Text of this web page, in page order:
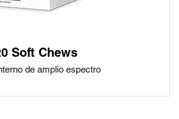
Soft Chews
de amplio espectro